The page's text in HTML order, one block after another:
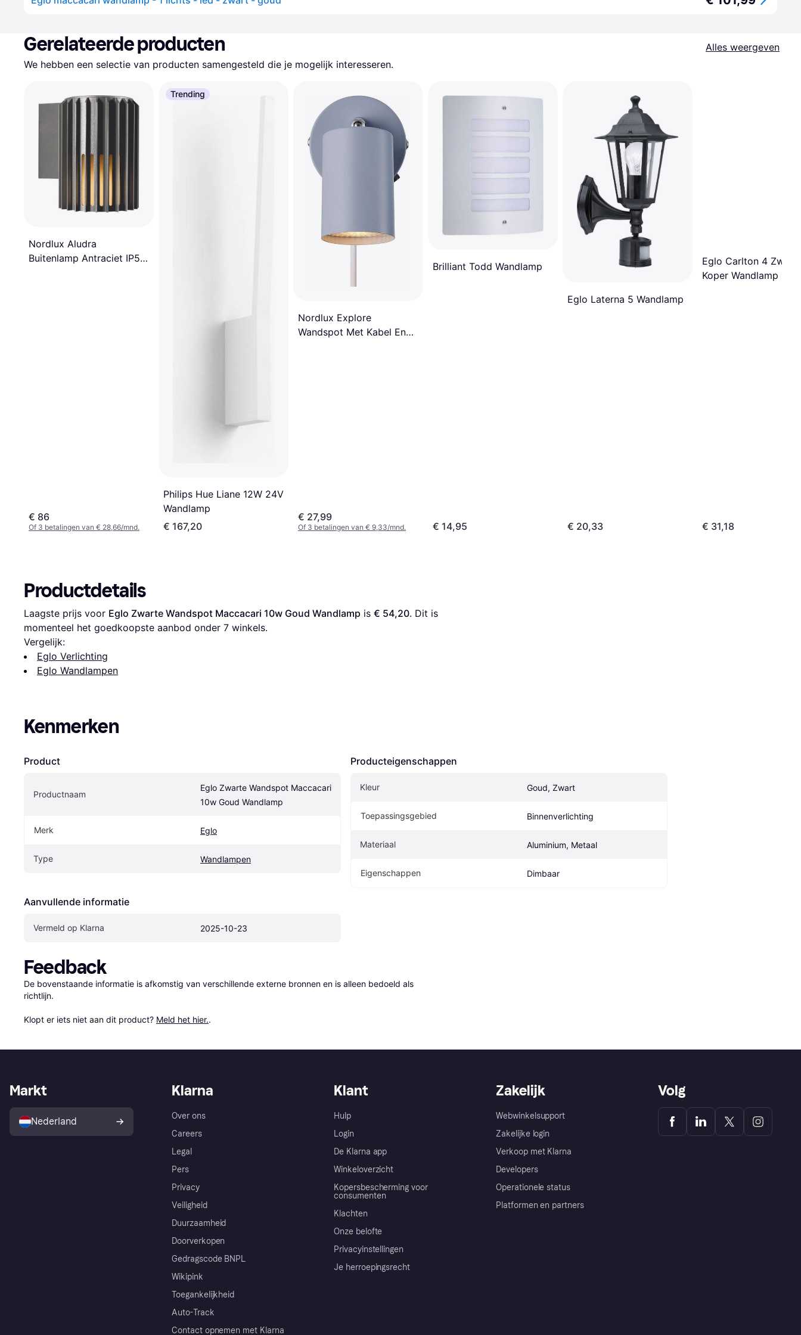
Gerelateerde producten
Alles weergeven
We hebben een selectie van producten samengesteld die je mogelijk interesseren.
Nordlux Aludra
Buitenlamp Antraciet IP54
€ 86
Of 3 betalingen van € 28,66/mnd.
Trending
Philips Hue Liane 12W 24V
Wandlamp
€ 167,20
Nordlux Explore
Wandspot Met Kabel En
€ 27,99
Of 3 betalingen van € 9,33/mnd.
Brilliant Todd Wandlamp
€ 14,95
Eglo Laterna 5 Wandlamp
€ 20,33
Eglo Carlton 4 Zwart
Koper Wandlamp
€ 31,18
Productdetails
Laagste prijs voor Eglo Zwarte Wandspot Maccacari 10w Goud Wandlamp is € 54,20. Dit is
momenteel het goedkoopste aanbod onder 7 winkels.
Vergelijk:
Eglo Verlichting
Eglo Wandlampen
Kenmerken
Product
Productnaam
Eglo Zwarte Wandspot Maccacari
10w Goud Wandlamp
Merk Eglo
Type Wandlampen
Aanvullende informatie
Vermeld op Klarna 2025-10-23
Producteigenschappen
Kleur Goud, Zwart
Toepassingsgebied Binnenverlichting
Materiaal Aluminium, Metaal
Eigenschappen Dimbaar
Feedback
De bovenstaande informatie is afkomstig van verschillende externe bronnen en is alleen bedoeld als
richtlijn.
Klopt er iets niet aan dit product? Meld het hier..
Klarna
Over ons
Careers
Legal
Pers
Privacy
Veiligheid
Duurzaamheid
Doorverkopen
Gedragscode BNPL
Wikipink
Toegankelijkheid
Auto-Track
Contact opnemen met Klarna
Klant
Hulp
Login
De Klarna app
Winkeloverzicht
Kopersbescherming voor
consumenten
Klachten
Onze belofte
Privacyinstellingen
Je herroepingsrecht
Zakelijk
Webwinkelsupport
Zakelijke login
Verkoop met Klarna
Developers
Operationele status
Platformen en partners
Markt
Nederland
Volg